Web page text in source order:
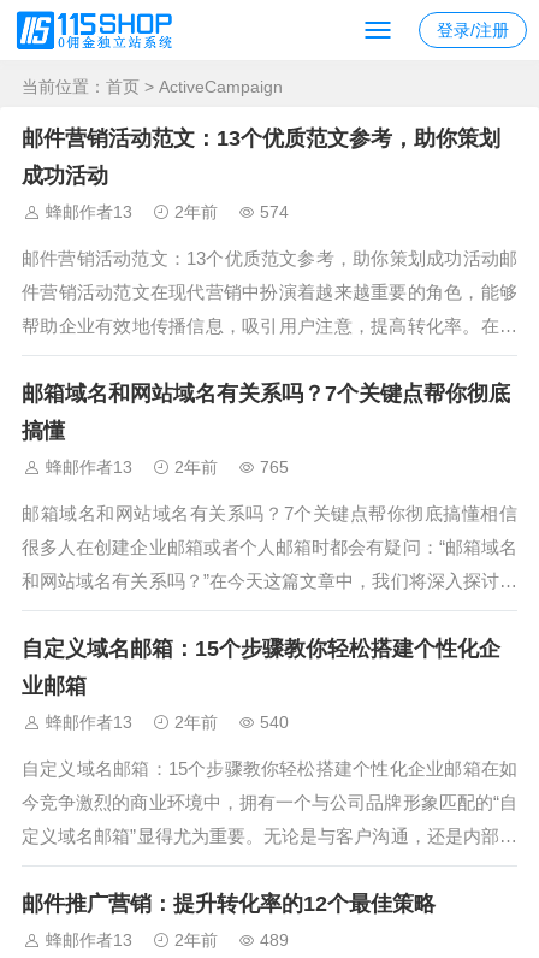
登录/注册
当前位置： 首页 > ActiveCampaign
邮件营销活动范文：13个优质范文参考，助你策划
成功活动
蜂邮作者13 2年前 574
邮件营销活动范文：13个优质范文参考，助你策划成功活动邮
件营销活动范文在现代营销中扮演着越来越重要的角色，能够
帮助企业有效地传播信息，吸引用户注意，提高转化率。在这
篇文章中，我们将分享13个优质的邮件营销活动范文，帮助你
设计和策划成功的邮件营销活动。每个邮件营销活动范文都具
有独特的特点和风格，无论是...
邮箱域名和网站域名有关系吗？7个关键点帮你彻底
搞懂
蜂邮作者13 2年前 765
邮箱域名和网站域名有关系吗？7个关键点帮你彻底搞懂相信
很多人在创建企业邮箱或者个人邮箱时都会有疑问：“邮箱域名
和网站域名有关系吗？”在今天这篇文章中，我们将深入探讨这
个话题，帮助你从7个关键点彻底搞懂“邮箱域名和网站域名有
关系吗”的问题。接下来，我们将一起分析，邮箱域名和网站域
名之间的联系，尤其是通...
自定义域名邮箱：15个步骤教你轻松搭建个性化企
业邮箱
蜂邮作者13 2年前 540
自定义域名邮箱：15个步骤教你轻松搭建个性化企业邮箱在如
今竞争激烈的商业环境中，拥有一个与公司品牌形象匹配的“自
定义域名邮箱”显得尤为重要。无论是与客户沟通，还是内部协
作，自定义域名邮箱都能让你的企业形象更为专业。那么，如
何快速搭建一个符合需求的自定义域名邮箱呢？本文将通过15
个简单步骤，带你轻松搭...
邮件推广营销：提升转化率的12个最佳策略
蜂邮作者13 2年前 489